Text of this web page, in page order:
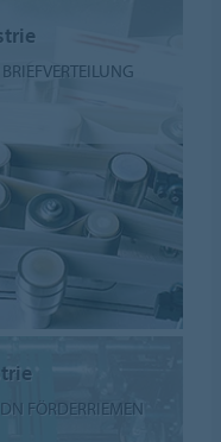
FÖRDERRIEMEN